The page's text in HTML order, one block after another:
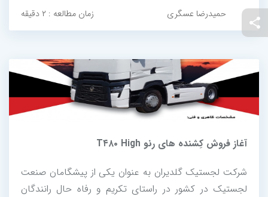
دیجیتال می باشد.
حمیدرضا عسگری زمان مطالعه : ۲ دقیقه
آغاز فروش کِشنده های رنو T۴۸۰ High
شرکت لجستیک گلدیران به عنوان یکی از پیشگامان صنعت
لجستیک در کشور در راستای تکریم و رفاه حال رانندگان